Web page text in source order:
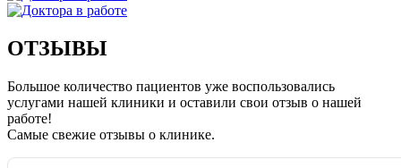
ОТЗЫВЫ
Большое количество пациентов уже воспользовались
услугами нашей клиники и оставили свои отзыв о нашей
работе!
Caмые свежие отзывы о клинике.